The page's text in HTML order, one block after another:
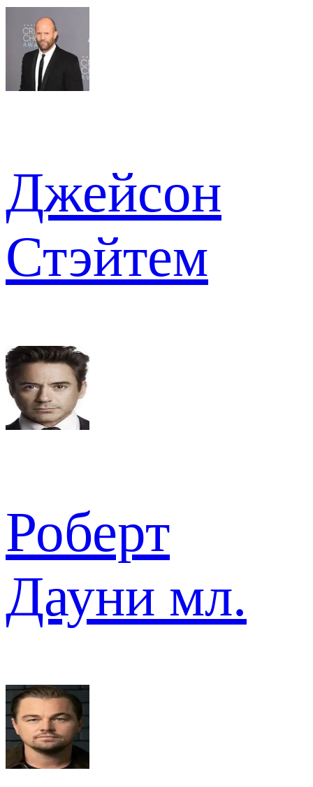
Джейсон
Стэйтем
Роберт
Дауни мл.